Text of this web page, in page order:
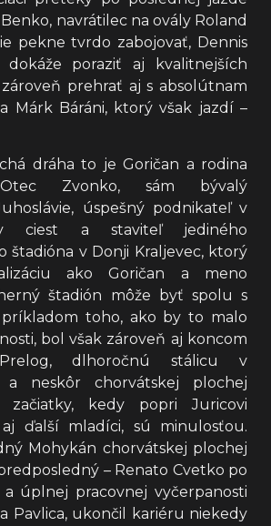
navrátilec na ovály Roland
pekne tvrdo zabojovať, Dennis
dokáže poraziť aj kvalitnejších
prehrať aj s absolútnam
Márk Báráni, ktorý však jazdí –
dráha to je Goričan a rodina
Otec Zvonko, sám bývalý
úspešný podnikateľ v
ciest a staviteľ jediného
štadióna v Donji Kraljevec, ktorý
ako Goričan a meno
štadión môže byť spolu s
príkladom toho, ako by to malo
bol však zároveň aj koncom
dlhoročnú stálicu v
a neskôr chorvátskej plochej
začiatky, kedy popri Juricovi
aj ďalší mladíci, sú minulosťou.
Mohykán chorvátskej plochej
– Renato Cvetko po
a úplnej pracovnej vyčerpanosti
Pavlica, ukončil kariéru niekedy